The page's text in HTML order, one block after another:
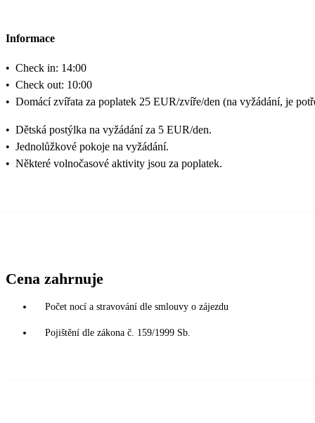
Informace
• Check in: 14:00
• Check out: 10:00
• Domácí zvířata za poplatek 25 EUR/zvíře/den (na vyžádání, je
• Dětská postýlka na vyžádání za 5 EUR/den.
• Jednolůžkové pokoje na vyžádání.
• Některé volnočasové aktivity jsou za poplatek.
Cena zahrnuje
Počet nocí a stravování dle smlouvy o zájezdu
Pojištění dle zákona č. 159/1999 Sb.